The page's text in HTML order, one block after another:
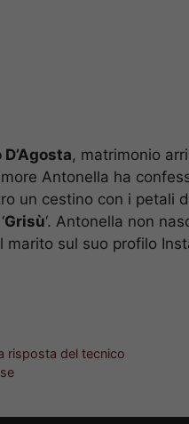
, matrimonio
Antonella ha
un cestino con i petali
Grisù‘. Antonella non
sul suo profilo
risposta del tecnico